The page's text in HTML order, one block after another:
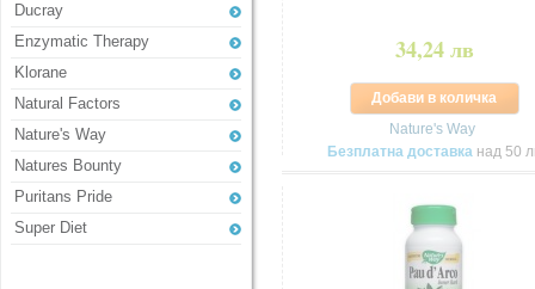
Ducray
Enzymatic Therapy
Klorane
Natural Factors
Nature's Way
Natures Bounty
Puritans Pride
Super Diet
34,24 лв
Добави в количка
Nature's Way
Безплатна доставка над 50